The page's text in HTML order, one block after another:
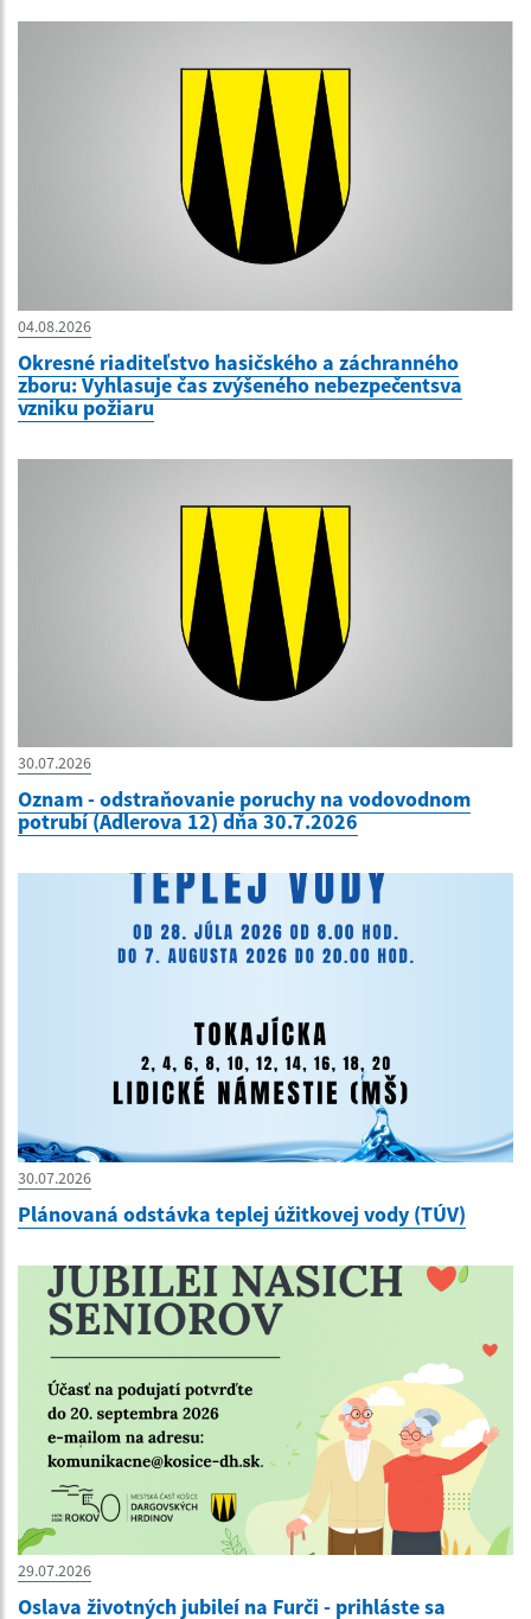
04.08.2026
Okresné riaditeľstvo hasičského a záchranného
zboru: Vyhlasuje čas zvýšeného nebezpečentsva
vzniku požiaru
30.07.2026
Oznam - odstraňovanie poruchy na vodovodnom
potrubí (Adlerova 12) dňa 30.7.2026
30.07.2026
Plánovaná odstávka teplej úžitkovej vody (TÚV)
29.07.2026
Oslava životných jubileí na Furči - prihláste sa